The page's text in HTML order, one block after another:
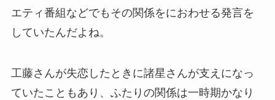
エティ番組などでもその関係をにおわせる発言を
していたんだよね。
工藤さんが失恋したときに諸星さんが支えになっ
ていたこともあり、ふたりの関係は一時期かなり